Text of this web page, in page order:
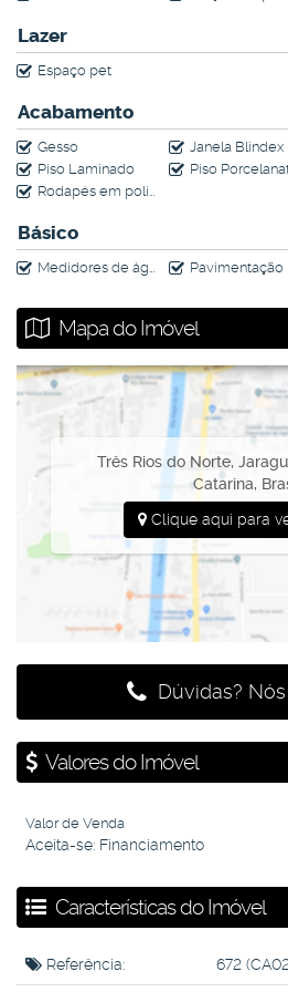
Lazer
Espaço pet
Acabamento
Gesso Janela Blindex
Piso Laminado
Piso
Rodapés em poliestireno
Básico
Medidores de água, luz e gás individuais Pavimentação
Mapa do Imóvel
Três Rios do Norte,
Catarina,
Clique aqui para
Dúvidas?
Valores do Imóvel
Valor de Venda
Aceita-se: Financiamento
Características do Imóvel
Referência: 672